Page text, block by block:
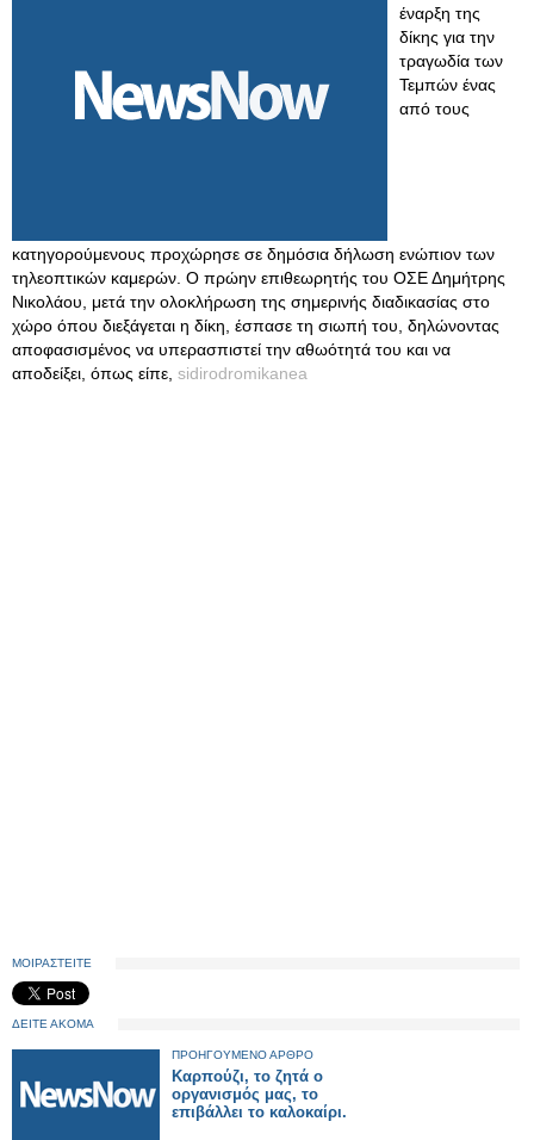
έναρξη της
δίκης για την
τραγωδία των
Τεμπών ένας
από τους
κατηγορούμενους προχώρησε σε δημόσια δήλωση ενώπιον των
τηλεοπτικών καμερών. Ο πρώην επιθεωρητής του ΟΣΕ Δημήτρης
Νικολάου, μετά την ολοκλήρωση της σημερινής διαδικασίας στο
χώρο όπου διεξάγεται η δίκη, έσπασε τη σιωπή του, δηλώνοντας
αποφασισμένος να υπερασπιστεί την αθωότητά του και να
αποδείξει, όπως είπε, sidirodromikanea
ΜΟΙΡΑΣΤΕΙΤΕ
ΔΕΙΤΕ ΑΚΟΜΑ
ΠΡΟΗΓΟΥΜΕΝΟ ΑΡΘΡΟ
Καρπούζι, το ζητά ο
οργανισμός μας, το
επιβάλλει το καλοκαίρι.